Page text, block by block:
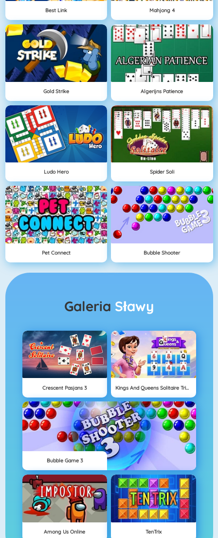
Best Link Mahjong 4
Gold Strike Algerijns Patience
Ludo Hero Spider Soli
Pet Connect Bubble Shooter
Galeria Sławy
Crescent Pasjans 3 Kings And Queens Solitaire Tripeaks
Bubble Game 3
Among Us Online TenTrix